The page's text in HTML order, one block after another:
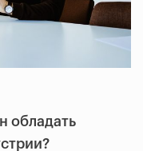
обладать